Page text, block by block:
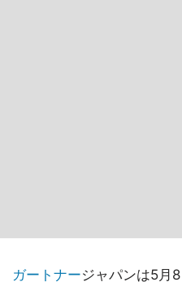
ガートナージャパンは5月